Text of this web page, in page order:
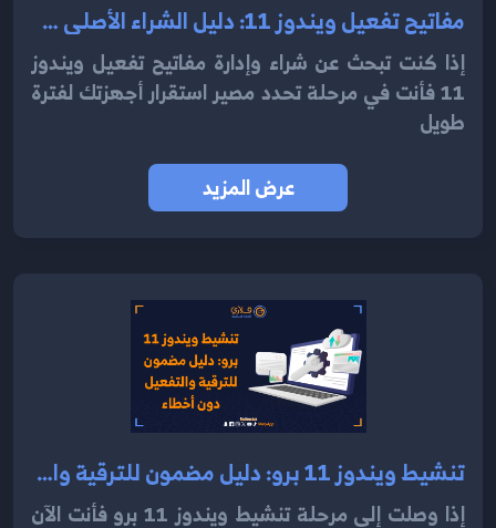
مفاتيح تفعيل ويندوز 11: دليل الشراء الأصلي والإدارة الذكية 2025
إذا كنت تبحث عن شراء وإدارة مفاتيح تفعيل ويندوز
11 فأنت في مرحلة تحدد مصير استقرار أجهزتك لفترة
طويل
عرض المزيد
تنشيط ويندوز 11 برو: دليل مضمون للترقية والتفعيل دون أخطاء 2025
إذا وصلت إلى مرحلة تنشيط ويندوز 11 برو فأنت الآن